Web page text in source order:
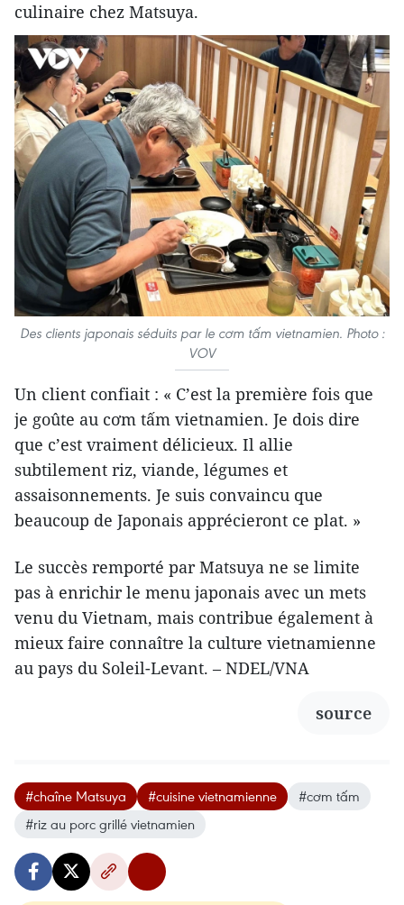
culinaire chez Matsuya.
Des clients japonais séduits par le cơm tấm vietnamien. Photo :
VOV
Un client confiait : « C’est la première fois que
je goûte au cơm tấm vietnamien. Je dois dire
que c’est vraiment délicieux. Il allie
subtilement riz, viande, légumes et
assaisonnements. Je suis convaincu que
beaucoup de Japonais apprécieront ce plat. »
Le succès remporté par Matsuya ne se limite
pas à enrichir le menu japonais avec un mets
venu du Vietnam, mais contribue également à
mieux faire connaître la culture vietnamienne
au pays du Soleil-Levant. – NDEL/VNA
source
#chaîne Matsuya #cuisine vietnamienne
#cơm tấm
#riz au porc grillé vietnamien